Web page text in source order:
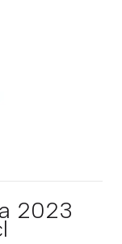
2023